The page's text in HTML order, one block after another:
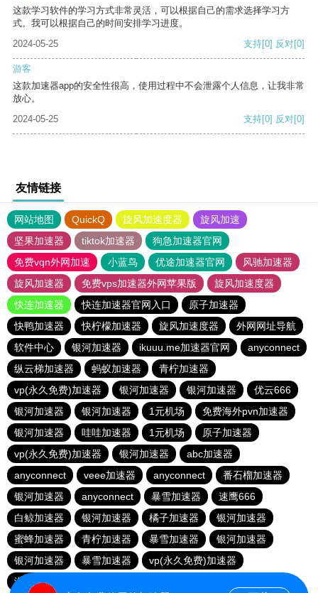
这款学习软件的学习方式非常灵活，可以根据自己的需求选择学习方
式。我可以根据自己的时间安排学习进度。
2024-05-25
支持[0] 反对[0]
游客
这款加速器app的安全性很高，使用过程中不会泄露个人信息，让我非常
放心。
2024-05-25
支持[0] 反对[0]
友情链接
网站地图 QuickQ 旋风加速度器
旋风加速
坚果加速器
tiktok加速器
狗急加速器官网
免费vqn外网加速
小蓝鸟 优途加速器官网
风驰加速器
旋风加速器
免费vps加速器外网苹果版
旋风加速度器
快连加速器
快连加速器官网入口
原子加速器
快鸭加速器
快柠檬加速器 旋风加速度器
外网网址导航
软件中心
银河加速器 ikuuu.me加速器官网
anyconnect
纵云梯加速器
蚂蚁加速器
青柠加速器
vp(永久免费)加速器
银河加速器 银河加速器
优云666
银河加速器
银河加速器 1元机场
免费海外pvn加速器
银河加速器
哇哇加速器 1元机场
原子加速器
vp(永久免费)加速器
银河加速器
abc加速器
anyconnect
veee加速器 anyconnect
番石榴加速器
银河加速器
anyconnect 暴雪加速器
速鹰666
白鲸加速器
银河加速器 橘子加速器
银河加速器
蜜蜂加速器
青柠加速器 暴雪加速器
银河加速器
银河加速器
暴雪加速器
vp(永久免费)加速器
海外梯子官网